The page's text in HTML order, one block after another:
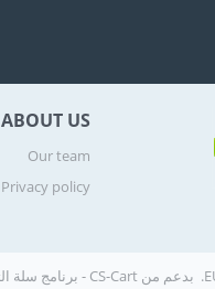
ABOUT US
Our team
Privacy policy
CS-Cart - برنامج سلة التسوق